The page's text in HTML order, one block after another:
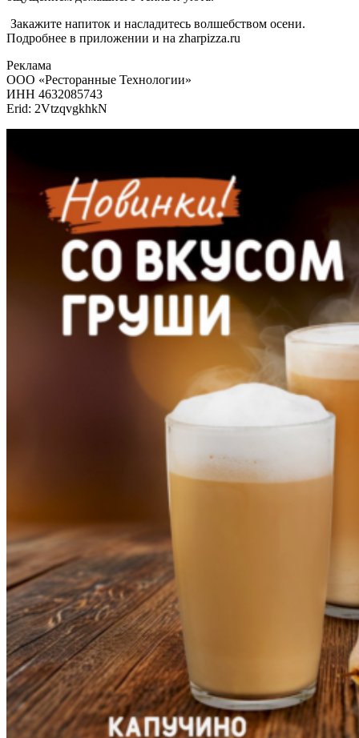
Закажите напиток и насладитесь волшебством осени.
Подробнее в приложении и на zharpizza.ru
Реклама
ООО «Ресторанные Технологии»
ИНН 4632085743
Erid: 2VtzqvgkhkN